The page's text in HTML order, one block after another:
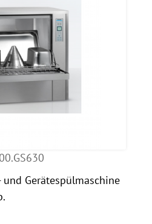
und Gerätespülmaschine